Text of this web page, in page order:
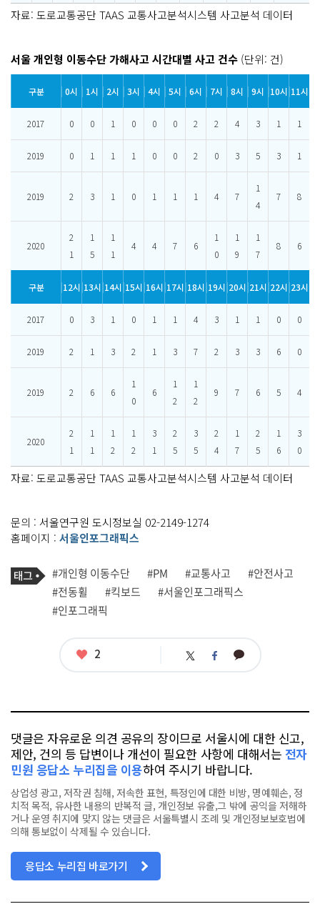
자료: 도로교통공단 TAAS 교통사고분석시스템 사고분석 데이터
서울 개인형 이동수단 가해사고 시간대별 사고 건수 (단위: 건)
구분 0시 1시 2시 3시 4시 5시 6시 7시 8시 9시 10시 11시
2017 0 0 1 0 0 0 2 2 4 3 1 1
2019 0 1 1 1 0 0 2 0 3 5 3 1
2019 2 3 1 0 1 1 1 4 7
1
4
7 8
2020
2
1
1
5
1
1
4 4 7 6
1
0
1
9
1
7
8 6
구분 12시 13시 14시 15시 16시 17시 18시 19시 20시 21시 22시 23시
2017 0 3 1 0 1 1 4 3 1 1 0 0
2019 2 1 3 2 1 3 7 2 3 3 6 0
2019 2 6 6
1
0
6
1
2
1
2
9 7 6 5 4
2020
2
1
1
1
1
2
1
2
3
1
2
5
3
5
2
4
1
7
2
5
1
6
3
0
자료: 도로교통공단 TAAS 교통사고분석시스템 사고분석 데이터
문의 : 서울연구원 도시정보실 02-2149-1274
홈페이지 : 서울인포그래픽스
기
사
관
련
태
태
그
#개인형 이동수단 #PM #교통사고
#안전사고
#전동휠
#킥보드
#서울인포그래픽스
#인포그래픽
좋
2 트 페 카
댓글은 자유로운 의견 공유의 장이므로 서울시에 대한 신고,
제안, 건의 등 답변이나 개선이 필요한 사항에 대해서는 전자
민원 응답소 누리집을 이용하여 주시기 바랍니다.
상업성 광고, 저작권 침해, 저속한 표현, 특정인에 대한 비방, 명예훼손, 정
치적 목적, 유사한 내용의 반복적 글, 개인정보 유출,그 밖에 공익을 저해하
거나 운영 취지에 맞지 않는 댓글은 서울특별시 조례 및 개인정보보호법에
의해 통보없이 삭제될 수 있습니다.
응답소 누리집 바로가기